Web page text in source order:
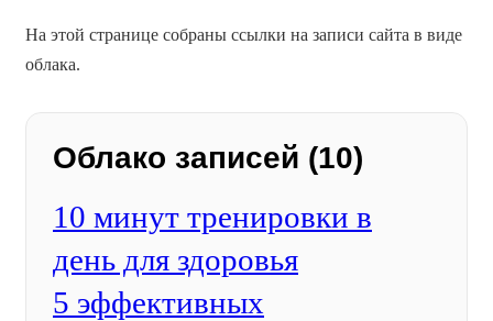
На этой странице собраны ссылки на записи сайта в виде
облака.
Облако записей (10)
10 минут тренировки в
день для здоровья
5 эффективных